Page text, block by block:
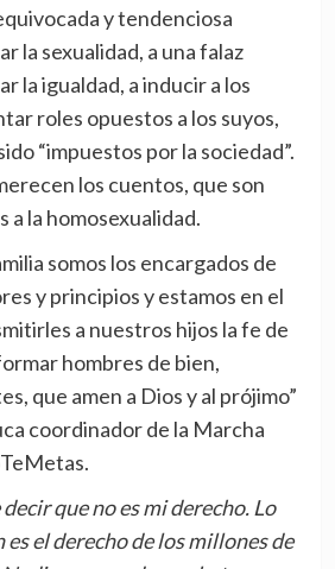
y tendenciosa
la sexualidad, a una falaz
la igualdad, a inducir a los
roles opuestos a los suyos,
“impuestos por la sociedad”.
los cuentos, que son
a la homosexualidad.
somos los encargados de
y principios y estamos en el
a nuestros hijos la fe de
hombres de bien,
que amen a Dios y al prójimo”
coordinador de la Marcha
que no es mi derecho. Lo
el derecho de los millones de